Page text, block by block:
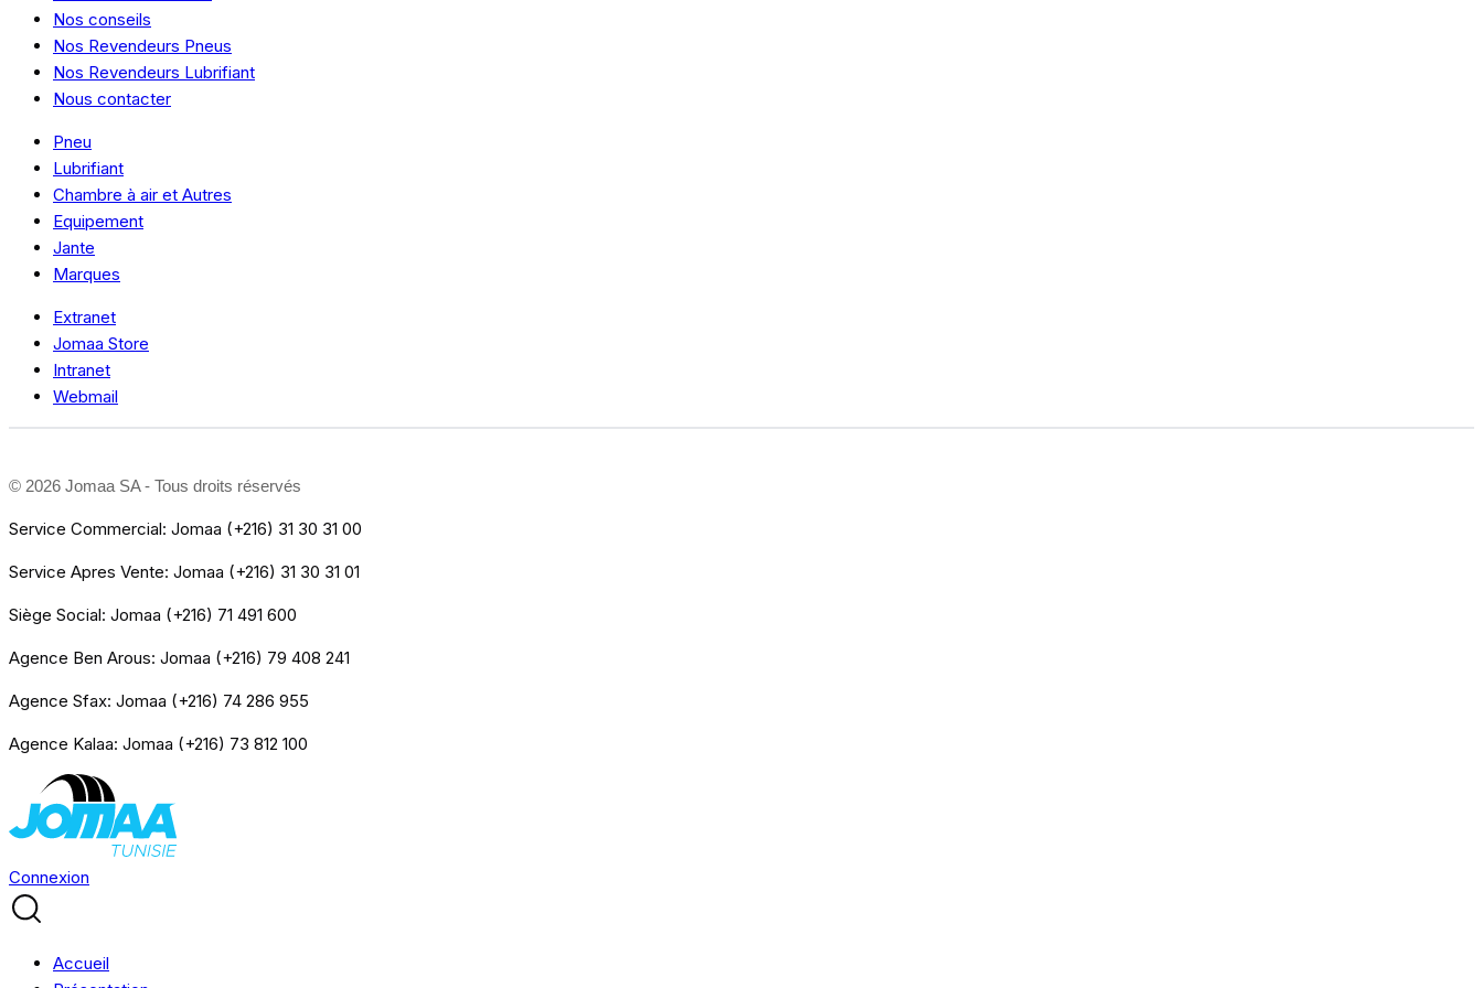
Nos conseils
Nos Revendeurs Pneus
Nos Revendeurs Lubrifiant
Nous contacter
Pneu
Lubrifiant
Chambre à air et Autres
Equipement
Jante
Marques
Extranet
Jomaa Store
Intranet
Webmail
© 2026 Jomaa SA - Tous droits réservés
Service Commercial: Jomaa (+216) 31 30 31 00
Service Apres Vente: Jomaa (+216) 31 30 31 01
Siège Social: Jomaa (+216) 71 491 600
Agence Ben Arous: Jomaa (+216) 79 408 241
Agence Sfax: Jomaa (+216) 74 286 955
Agence Kalaa: Jomaa (+216) 73 812 100
Connexion
Accueil